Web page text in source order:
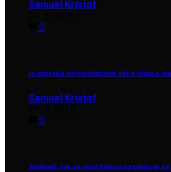
Samuel Kristof
0
Je potřeba personalizovat váš e-shop a
Samuel Kristof
0
Webinář: Jak se před Vánoci nezbláznit